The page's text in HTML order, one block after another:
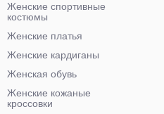
Женские спортивные
костюмы
Женские платья
Женские кардиганы
Женская обувь
Женские кожаные
кроссовки